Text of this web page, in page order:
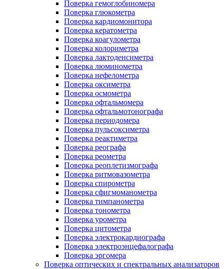
Поверка гемоглобиномера
Поверка глюкометра
Поверка кардиомонитора
Поверка кератометра
Поверка коагулометра
Поверка колориметра
Поверка лактоденсиметра
Поверка люминометра
Поверка нефелометра
Поверка оксиметра
Поверка осмометра
Поверка офтальмомера
Поверка офтальмотонографа
Поверка периодомера
Поверка пульсоксиметра
Поверка реактиметра
Поверка реографа
Поверка реометра
Поверка реоплетизмографа
Поверка ритмовазометра
Поверка спирометра
Поверка сфигмоманометра
Поверка тимпанометра
Поверка тонометра
Поверка урометра
Поверка цитометра
Поверка электрокардиографа
Поверка электроэнцефалографа
Поверка эргомера
Поверка оптических и спектральных анализаторов